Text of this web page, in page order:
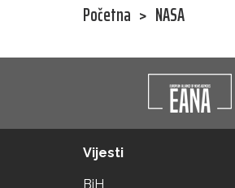
Početna > NASA
Vijesti
BiH